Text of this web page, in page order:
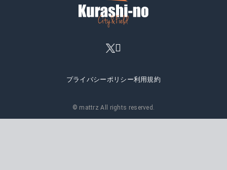
プライバシーポリシー利用規約
© mattrz All rights reserved.